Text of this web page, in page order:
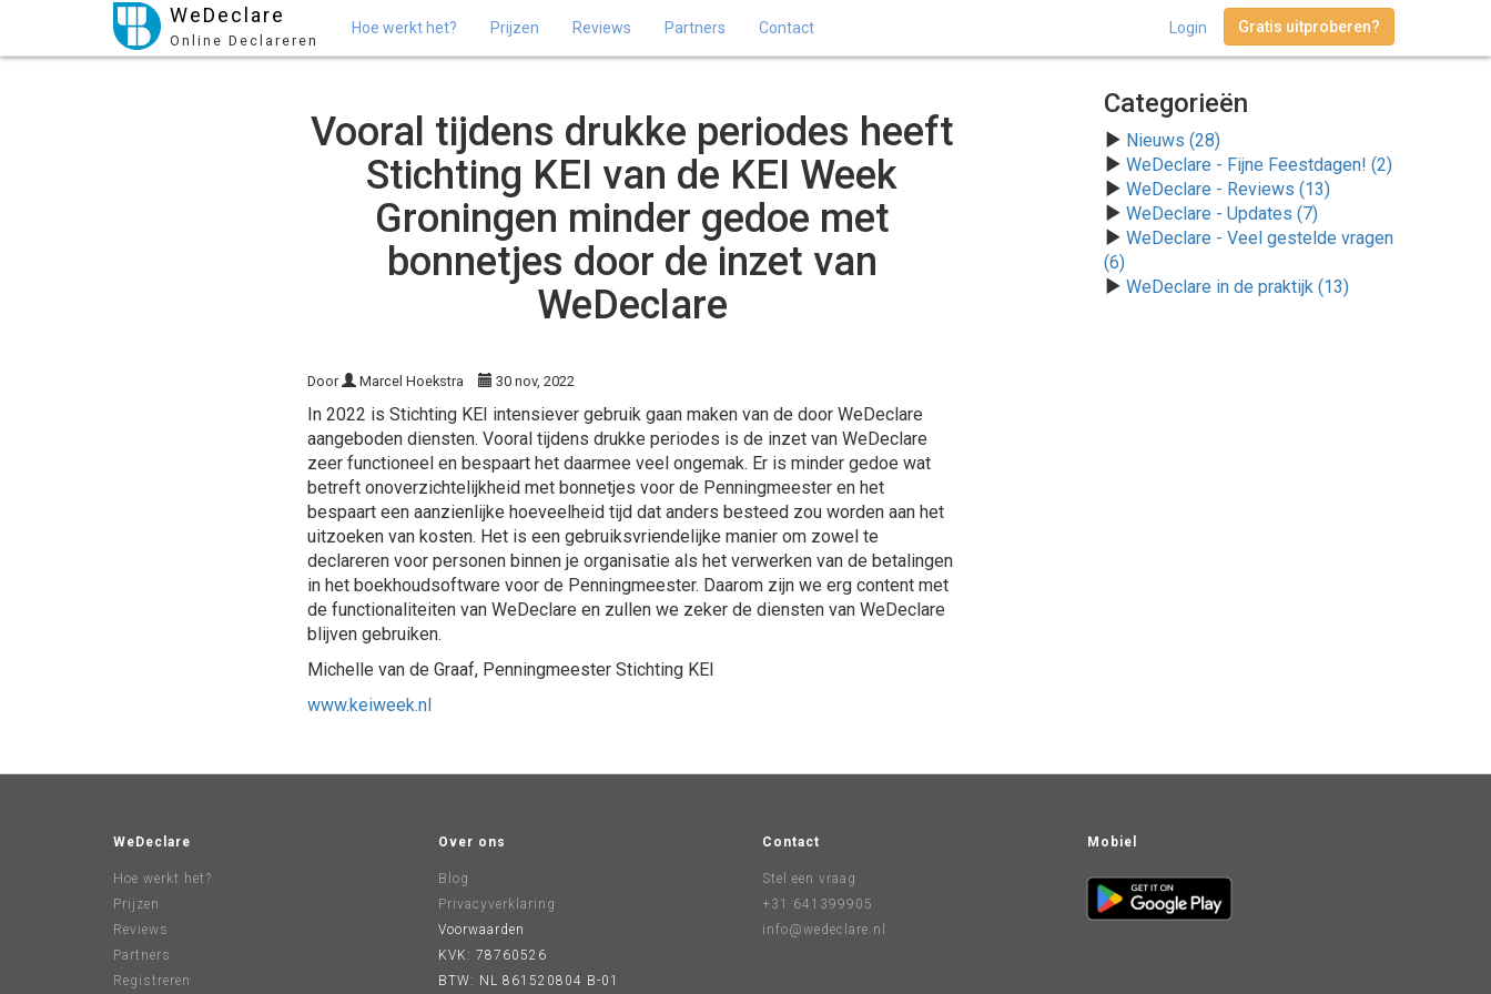
WeDeclare
Online Declareren
Hoe werkt het? Prijzen Reviews Partners Contact Login Gratis uitproberen?
Vooral tijdens drukke periodes heeft
Stichting KEI van de KEI Week
Groningen minder gedoe met
bonnetjes door de inzet van
WeDeclare
Door Marcel Hoekstra 30 nov, 2022
In 2022 is Stichting KEI intensiever gebruik gaan maken van de door WeDeclare
aangeboden diensten. Vooral tijdens drukke periodes is de inzet van WeDeclare
zeer functioneel en bespaart het daarmee veel ongemak. Er is minder gedoe wat
betreft onoverzichtelijkheid met bonnetjes voor de Penningmeester en het
bespaart een aanzienlijke hoeveelheid tijd dat anders besteed zou worden aan het
uitzoeken van kosten. Het is een gebruiksvriendelijke manier om zowel te
declareren voor personen binnen je organisatie als het verwerken van de betalingen
in het boekhoudsoftware voor de Penningmeester. Daarom zijn we erg content met
de functionaliteiten van WeDeclare en zullen we zeker de diensten van WeDeclare
blijven gebruiken.
Michelle van de Graaf, Penningmeester Stichting KEI
www.keiweek.nl
Categorieën
Nieuws (28)
WeDeclare - Fijne Feestdagen! (2)
WeDeclare - Reviews (13)
WeDeclare - Updates (7)
WeDeclare - Veel gestelde vragen
(6)
WeDeclare in de praktijk (13)
WeDeclare
Hoe werkt het?
Prijzen
Reviews
Partners
Registreren
Over ons
Blog
Privacyverklaring
Voorwaarden
KVK: 78760526
BTW: NL 861520804 B-01
Contact
Stel een vraag
+31 641399905
info@wedeclare.nl
Mobiel